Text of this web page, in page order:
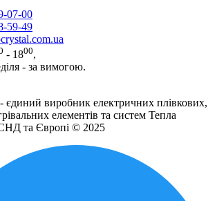
07-00
59-49
- 1800,
- за вимогою.
виробник електричних плівкових,
елементів та систем Тепла
СНД та Європі © 2025